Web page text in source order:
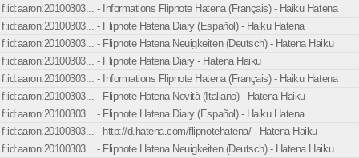
f:id:aaron:20100303... - Informations Flipnote Hatena (Français) - Haiku Hatena
f:id:aaron:20100303... - Flipnote Hatena Diary (Español) - Haiku Hatena
f:id:aaron:20100303... - Flipnote Hatena Neuigkeiten (Deutsch) - Hatena Haiku
f:id:aaron:20100303... - Flipnote Hatena Diary - Hatena Haiku
f:id:aaron:20100303... - Informations Flipnote Hatena (Français) - Haiku Hatena
f:id:aaron:20100303... - Flipnote Hatena Novità (Italiano) - Hatena Haiku
f:id:aaron:20100303... - Flipnote Hatena Diary (Español) - Haiku Hatena
f:id:aaron:20100303... - http://d.hatena.com/flipnotehatena/ - Hatena Haiku
f:id:aaron:20100303... - Flipnote Hatena Neuigkeiten (Deutsch) - Hatena Haiku